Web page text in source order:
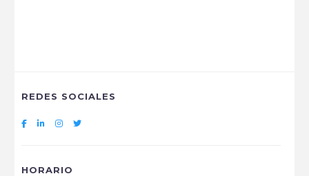
REDES SOCIALES
HORARIO